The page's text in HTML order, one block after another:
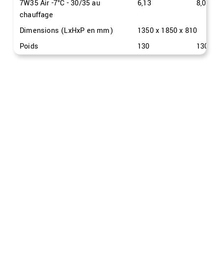
7W35 Air -7°C - 30/35 au
chauffage
6,13 8,08
Dimensions (LxHxP en mm)
1350 x 1850 x 810
Poids
130 130